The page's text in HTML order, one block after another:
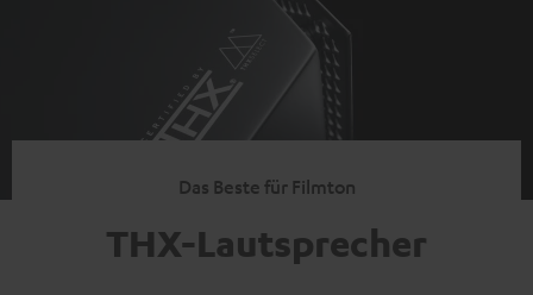
Das Beste für Filmton
THX-Lautsprecher